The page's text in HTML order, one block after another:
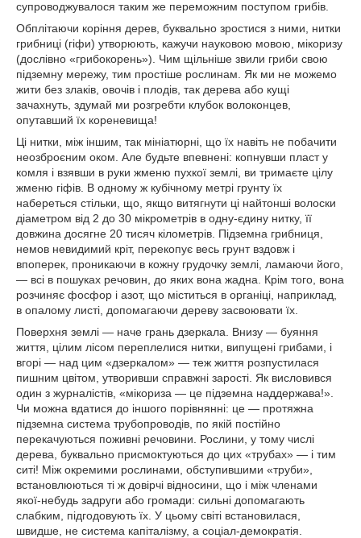
супроводжувалося таким же переможним поступом грибів.
Обплітаючи коріння дерев, буквально зростися з ними, нитки
грибниці (гіфи) утворюють, кажучи науковою мовою, мікоризу
(дослівно «грибокорень»). Чим щільніше звили гриби свою
підземну мережу, тим простіше рослинам. Як ми не можемо
жити без злаків, овочів і плодів, так дерева або кущі
зачахнуть, здумай ми розгребти клубок волоконцев,
опутавший їх кореневища!
Ці нитки, між іншим, так мініатюрні, що їх навіть не побачити
неозброєним оком. Але будьте впевнені: копнувши пласт у
комля і взявши в руки жменю пухкої землі, ви тримаєте цілу
жменю гіфів. В одному ж кубічному метрі грунту їх
набереться стільки, що, якщо витягнути ці найтонші волоски
діаметром від 2 до 30 мікрометрів в одну-єдину нитку, її
довжина досягне 20 тисяч кілометрів. Підземна грибниця,
немов невидимий кріт, перекопує весь грунт вздовж і
впоперек, проникаючи в кожну грудочку землі, ламаючи його,
— всі в пошуках речовин, до яких вона жадна. Крім того, вона
розчиняє фосфор і азот, що міститься в органіці, наприклад,
в опалому листі, допомагаючи дереву засвоювати їх.
Поверхня землі — наче грань дзеркала. Внизу — буяння
життя, цілим лісом переплелися нитки, випущені грибами, і
вгорі — над цим «дзеркалом» — теж життя розпустилася
пишним цвітом, утворивши справжні зарості. Як висловився
один з журналістів, «мікориза — це підземна наддержава!».
Чи можна вдатися до іншого порівнянні: це — протяжна
підземна система трубопроводів, по якій постійно
перекачуються поживні речовини. Рослини, у тому числі
дерева, буквально присмоктуються до цих «трубах» — і тим
ситі! Між окремими рослинами, обступившими «труби»,
встановлюються ті ж довірчі відносини, що і між членами
якої-небудь задруги або громади: сильні допомагають
слабким, підгодовують їх. У цьому світі встановилася,
швидше, не система капіталізму, а соціал-демократія.